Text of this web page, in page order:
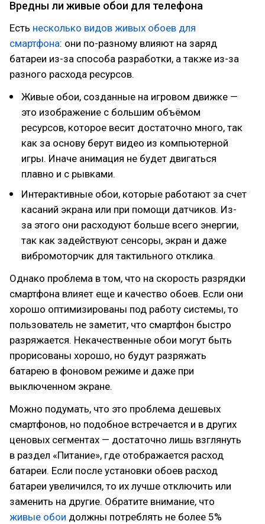
Вредны ли живые обои для телефона
Есть несколько видов живых обоев для
смартфона: они по-разному влияют на заряд
батареи из-за способа разработки, а также из-за
разного расхода ресурсов.
Живые обои, созданные на игровом движке —
это изображение с большим объёмом
ресурсов, которое весит достаточно много, так
как за основу берут видео из компьютерной
игры. Иначе анимация не будет двигаться
плавно и с рывками.
Интерактивные обои, которые работают за счет
касаний экрана или при помощи датчиков. Из-
за этого они расходуют больше всего энергии,
так как задействуют сенсоры, экран и даже
вибромоторчик для тактильного отклика.
Однако проблема в том, что на скорость разрядки
смартфона влияет еще и качество обоев. Если они
хорошо оптимизированы под работу системы, то
пользователь не заметит, что смартфон быстро
разряжается. Некачественные обои могут быть
прорисованы хорошо, но будут разряжать
батарею в фоновом режиме и даже при
выключенном экране.
Можно подумать, что это проблема дешевых
смартфонов, но подобное встречается и в других
ценовых сегментах — достаточно лишь взглянуть
в раздел «Питание», где отображается расход
батареи. Если после установки обоев расход
батареи увеличился, то их лучше отключить или
заменить на другие. Обратите внимание, что
живые обои должны потреблять не более 5%